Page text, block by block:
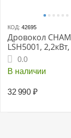
КОД: 42695
Дровокол
LSH5001,
для колки дров
части
0.0
В наличии
32 990 ₽